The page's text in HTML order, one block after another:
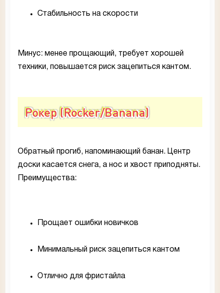
Стабильность на скорости
Минус: менее прощающий, требует хорошей
техники, повышается риск зацепиться кантом.
Рокер (Rocker/Banana)
Обратный прогиб, напоминающий банан. Центр
доски касается снега, а нос и хвост приподняты.
Преимущества:
Прощает ошибки новичков
Минимальный риск зацепиться кантом
Отлично для фристайла